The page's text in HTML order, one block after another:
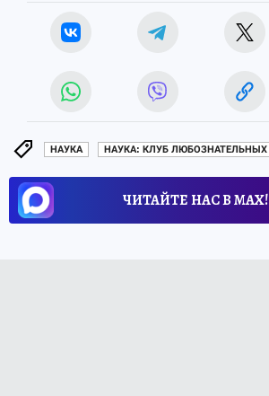
НАУКА НАУКА: КЛУБ ЛЮБОЗНАТЕЛЬНЫХ
ЧИТАЙТЕ НАС В МАХ!